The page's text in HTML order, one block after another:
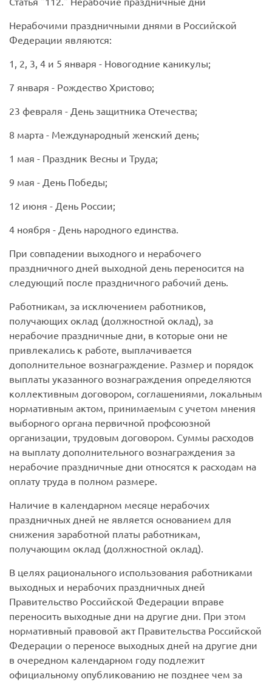
Нерабочими праздничными днями в Российской
Федерации являются:
1, 2, 3, 4 и 5 января - Новогодние каникулы;
7 января - Рождество Христово;
23 февраля - День защитника Отечества;
8 марта - Международный женский день;
1 мая - Праздник Весны и Труда;
9 мая - День Победы;
12 июня - День России;
4 ноября - День народного единства.
При совпадении выходного и нерабочего
праздничного дней выходной день переносится на
следующий после праздничного рабочий день.
Работникам, за исключением работников,
получающих оклад (должностной оклад), за
нерабочие праздничные дни, в которые они не
привлекались к работе, выплачивается
дополнительное вознаграждение. Размер и порядок
выплаты указанного вознаграждения определяются
коллективным договором, соглашениями, локальным
нормативным актом, принимаемым с учетом мнения
выборного органа первичной профсоюзной
организации, трудовым договором. Суммы расходов
на выплату дополнительного вознаграждения за
нерабочие праздничные дни относятся к расходам на
оплату труда в полном размере.
Наличие в календарном месяце нерабочих
праздничных дней не является основанием для
снижения заработной платы работникам,
получающим оклад (должностной оклад).
В целях рационального использования работниками
выходных и нерабочих праздничных дней
Правительство Российской Федерации вправе
переносить выходные дни на другие дни. При этом
нормативный правовой акт Правительства Российской
Федерации о переносе выходных дней на другие дни
в очередном календарном году подлежит
официальному опубликованию не позднее чем за